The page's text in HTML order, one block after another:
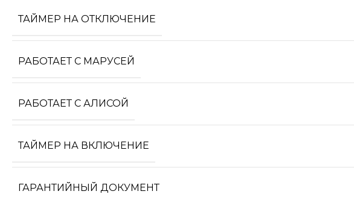
ТАЙМЕР НА ОТКЛЮЧЕНИЕ
РАБОТАЕТ С МАРУСЕЙ
РАБОТАЕТ С АЛИСОЙ
ТАЙМЕР НА ВКЛЮЧЕНИЕ
ГАРАНТИЙНЫЙ ДОКУМЕНТ